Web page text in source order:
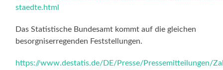
staedte.html
Das Statistische Bundesamt kommt auf die gleichen
besorgniserregenden Feststellungen.
https://www.destatis.de/DE/Presse/Pressemitteilungen/